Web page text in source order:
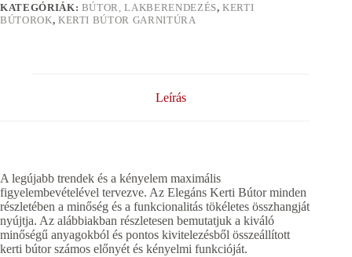
KATEGÓRIÁK: BÚTOR, LAKBERENDEZÉS,KERTI
BÚTOROK, KERTI BÚTOR GARNITÚRA
Leírás
A legújabb trendek és a kényelem maximális
figyelembevételével tervezve. Az Elegáns Kerti Bútor minden
részletében a minőség és a funkcionalitás tökéletes összhangját
nyújtja. Az alábbiakban részletesen bemutatjuk a kiváló
minőségű anyagokból és pontos kivitelezésből összeállított
kerti bútor számos előnyét és kényelmi funkcióját.